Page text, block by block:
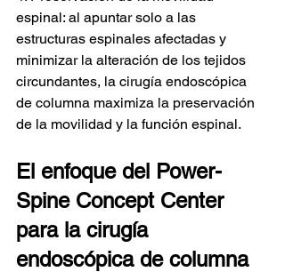
espinal: al apuntar solo a las
estructuras espinales afectadas y
minimizar la alteración de los tejidos
circundantes, la cirugía endoscópica
de columna maximiza la preservación
de la movilidad y la función espinal.
El enfoque del Power-
Spine Concept Center
para la cirugía
endoscópica de columna